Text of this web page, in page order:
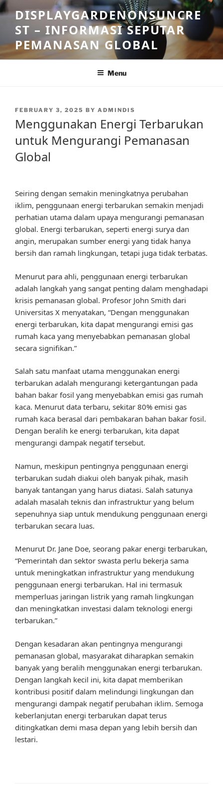
Skip
to
content
DISPLAYGARDENONSUNCRE
ST – INFORMASI SEPUTAR
PEMANASAN GLOBAL
Menu
POSTED
FEBRUARY 3, 2025 BY ADMINDIS
Menggunakan Energi Terbarukan
untuk Mengurangi Pemanasan
Global
Seiring dengan semakin meningkatnya perubahan
iklim, penggunaan energi terbarukan semakin menjadi
perhatian utama dalam upaya mengurangi pemanasan
global. Energi terbarukan, seperti energi surya dan
angin, merupakan sumber energi yang tidak hanya
bersih dan ramah lingkungan, tetapi juga tidak terbatas.
Menurut para ahli, penggunaan energi terbarukan
adalah langkah yang sangat penting dalam menghadapi
krisis pemanasan global. Profesor John Smith dari
Universitas X menyatakan, “Dengan menggunakan
energi terbarukan, kita dapat mengurangi emisi gas
rumah kaca yang menyebabkan pemanasan global
secara signifikan.”
Salah satu manfaat utama menggunakan energi
terbarukan adalah mengurangi ketergantungan pada
bahan bakar fosil yang menyebabkan emisi gas rumah
kaca. Menurut data terbaru, sekitar 80% emisi gas
rumah kaca berasal dari pembakaran bahan bakar fosil.
Dengan beralih ke energi terbarukan, kita dapat
mengurangi dampak negatif tersebut.
Namun, meskipun pentingnya penggunaan energi
terbarukan sudah diakui oleh banyak pihak, masih
banyak tantangan yang harus diatasi. Salah satunya
adalah masalah teknis dan infrastruktur yang belum
sepenuhnya siap untuk mendukung penggunaan energi
terbarukan secara luas.
Menurut Dr. Jane Doe, seorang pakar energi terbarukan,
“Pemerintah dan sektor swasta perlu bekerja sama
untuk meningkatkan infrastruktur yang mendukung
penggunaan energi terbarukan. Hal ini termasuk
memperluas jaringan listrik yang ramah lingkungan
dan meningkatkan investasi dalam teknologi energi
terbarukan.”
Dengan kesadaran akan pentingnya mengurangi
pemanasan global, masyarakat diharapkan semakin
banyak yang beralih menggunakan energi terbarukan.
Dengan langkah kecil ini, kita dapat memberikan
kontribusi positif dalam melindungi lingkungan dan
mengurangi dampak negatif perubahan iklim. Semoga
keberlanjutan energi terbarukan dapat terus
ditingkatkan demi masa depan yang lebih bersih dan
lestari.